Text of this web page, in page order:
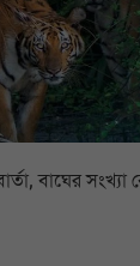
বাঘের সংখ্যা